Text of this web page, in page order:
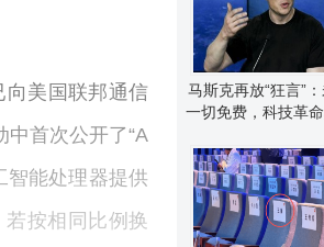
向美国联邦通信
首次公开了“A
智能处理器提供
按相同比例换
马斯克再放“狂言”
一切免费，科技革命